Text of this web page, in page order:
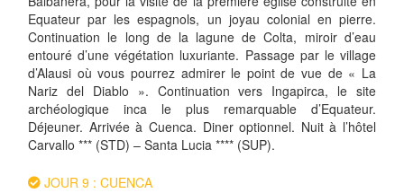
Equateur par les espagnols, un joyau colonial en pierre.
Continuation le long de la lagune de Colta, miroir d’eau
entouré d’une végétation luxuriante. Passage par le village
d’Alausi où vous pourrez admirer le point de vue de « La
Nariz del Diablo ». Continuation vers Ingapirca, le site
archéologique inca le plus remarquable d’Equateur.
Déjeuner. Arrivée à Cuenca. Diner optionnel. Nuit à l’hôtel
Carvallo *** (STD) – Santa Lucia **** (SUP).
JOUR 9 : CUENCA